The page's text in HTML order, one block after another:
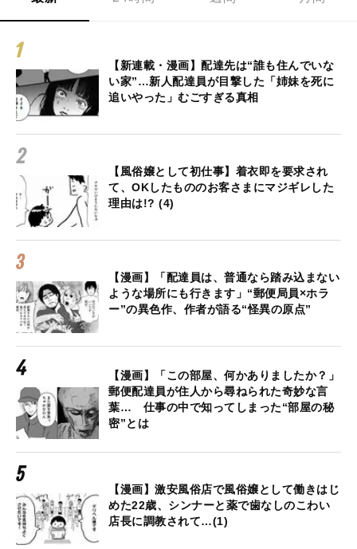
【新連載・漫画】配達先は“誰も住んでいな
い家”…新人配達員が目撃した「姉妹を死に
追いやった」むごすぎる真相
【風俗嬢として初仕事】着衣即を要求され
て、OKしたもののお客さまにマジギレした
理由は!? (4)
【漫画】「配達員は、普通なら踏み込まない
ような場所にも行きます」“郵便局員×ホラ
ー”の異色作、作者が語る“怪異の原点”
【漫画】「この部屋、何かありましたか？」
郵便配達員が住人から尋ねられた奇妙な言
葉… 仕事の中で知ってしまった“部屋の秘
密”とは
【漫画】激安風俗店で風俗嬢として働きはじ
めた22歳、シンナーと薬で歯なしのこわい
店長に調教されて…(1)